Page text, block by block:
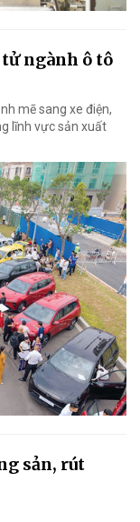
ngành ô tô
mẽ sang xe điện,
lĩnh vực sản xuất
sản, rút